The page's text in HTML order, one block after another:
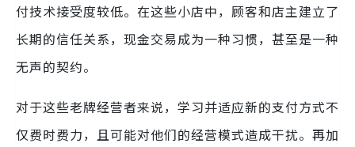
付技术接受度较低。在这些小店中，顾客和店主建立了
长期的信任关系，现金交易成为一种习惯，甚至是一种
无声的契约。
对于这些老牌经营者来说，学习并适应新的支付方式不
仅费时费力，且可能对他们的经营模式造成干扰。再加